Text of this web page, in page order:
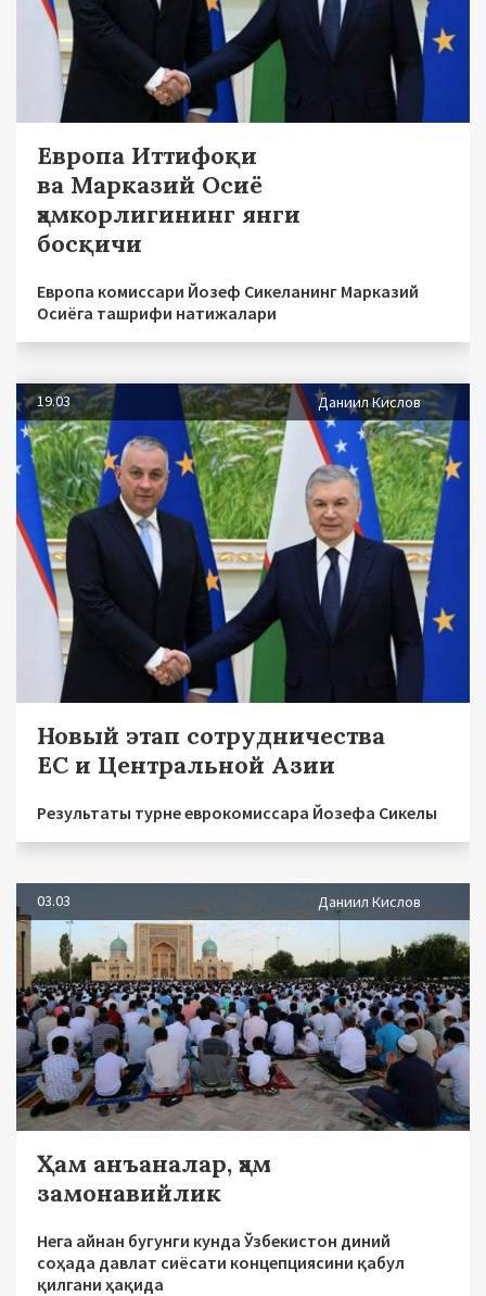
Европа Иттифоқи
ва Марказий Осиё
ҳамкорлигининг янги
босқичи
Европа комиссари Йозеф Сикеланинг Марказий
Осиёга ташрифи натижалари
19.03 Даниил Кислов
Новый этап сотрудничества
ЕС и Центральной Азии
Результаты турне еврокомиссара Йозефа Сикелы
03.03 Даниил Кислов
Ҳам анъаналар, ҳам
замонавийлик
Нега айнан бугунги кунда Ўзбекистон диний
соҳада давлат сиёсати концепциясини қабул
қилгани ҳақида